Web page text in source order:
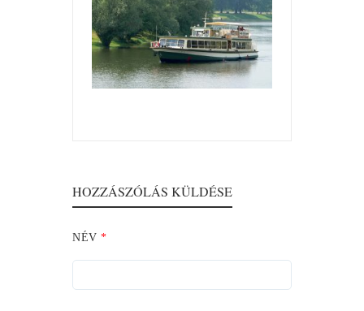
HOZZÁSZÓLÁS KÜLDÉSE
NÉV *